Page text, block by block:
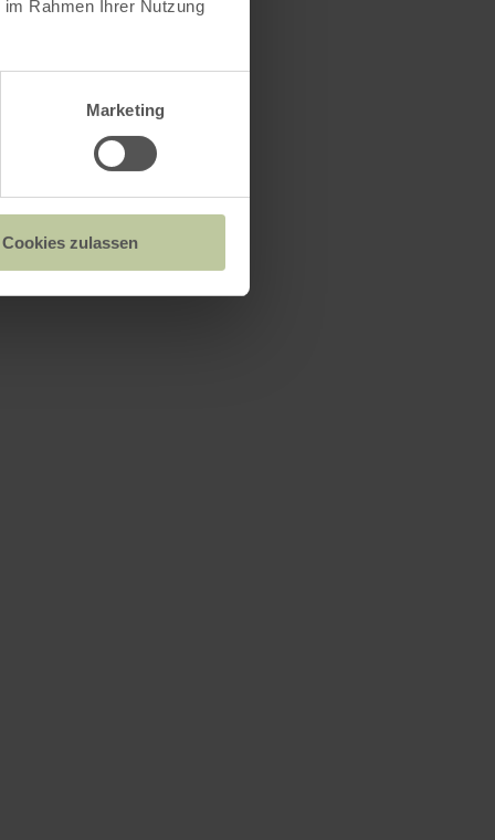
Rahmen Ihrer Nutzung
Marketing
Cookies zulassen